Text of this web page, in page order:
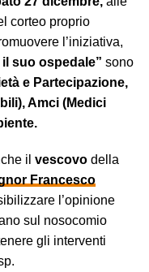
corteo proprio
l’iniziativa,
suo ospedale” sono
e Partecipazione,
Amci (Medici
il vescovodella
Francesco
l’opinione
sul nosocomio
gli interventi